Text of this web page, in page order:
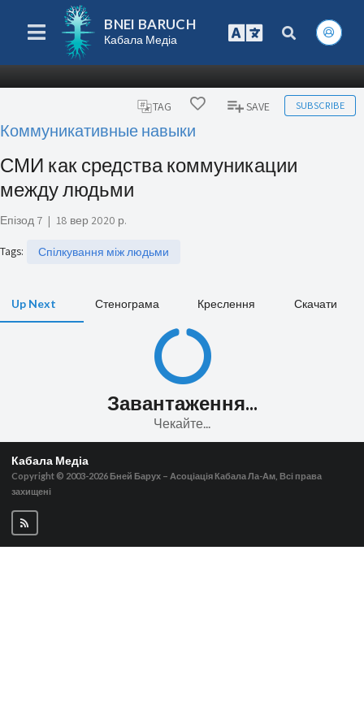
BNEI BARUCH
Кабала Медіа
TAG SAVE SUBSCRIBE
Коммуникативные навыки
СМИ как средства коммуникации
между людьми
Епізод 7 | 18 вер 2020 р.
Tags: Спілкування між людьми
Up Next Стенограма Креслення Скачати
Завантаження...
Чекайте...
Кабала Медіа
Copyright © 2003-2026 Бней Барух – Асоціація Кабала Ла-Ам, Всі права
захищені